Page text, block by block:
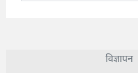
विज्ञापन